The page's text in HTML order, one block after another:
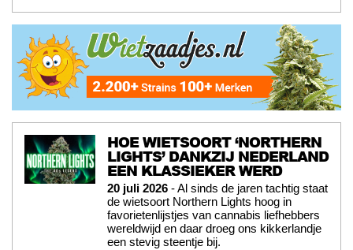
HOE WIETSOORT ‘NORTHERN
LIGHTS’ DANKZIJ NEDERLAND
EEN KLASSIEKER WERD
20 juli 2026 - Al sinds de jaren tachtig staat
de wietsoort Northern Lights hoog in
favorietenlijstjes van cannabis liefhebbers
wereldwijd en daar droeg ons kikkerlandje
een stevig steentje bij.